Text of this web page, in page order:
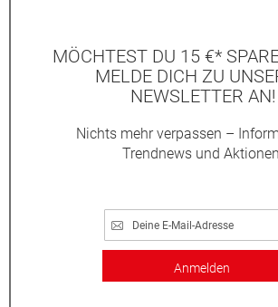
MÖCHTEST DU 15 €*
MELDE DICH ZU
NEWSLETTER AN!
Nichts mehr verpassen –
Trendnews und
Anmelden